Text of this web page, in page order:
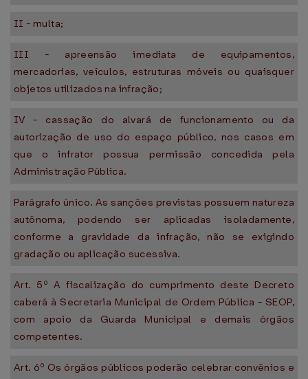
II - multa;
III - apreensão imediata de equipamentos,
mercadorias, veículos, estruturas móveis ou quaisquer
objetos utilizados na infração;
IV - cassação do alvará de funcionamento ou da
autorização de uso do espaço público, nos casos em
que o infrator possua permissão concedida pela
Administração Pública.
Parágrafo único. As sanções previstas possuem natureza
autônoma, podendo ser aplicadas isoladamente,
conforme a gravidade da infração, não se exigindo
gradação ou aplicação sucessiva.
Art. 5º A fiscalização do cumprimento deste Decreto
caberá à Secretaria Municipal de Ordem Pública - SEOP,
com apoio da Guarda Municipal e demais órgãos
competentes.
Art. 6º Os órgãos públicos poderão celebrar convênios e